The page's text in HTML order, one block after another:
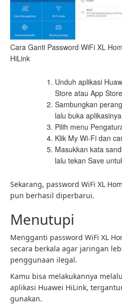
Cara Ganti Password WiFi XL
HiLink
Unduh aplikasi
Store atau App
Sambungkan
lalu buka
Pilih menu
Klik My Wi-Fi dan
Masukkan kata
lalu tekan Save
Sekarang, password WiFi XL
pun berhasil diperbarui.
Menutupi
Mengganti password WiFi XL
secara berkala agar jaringan
penggunaan ilegal.
Kamu bisa melakukannya
aplikasi Huawei HiLink,
gunakan.